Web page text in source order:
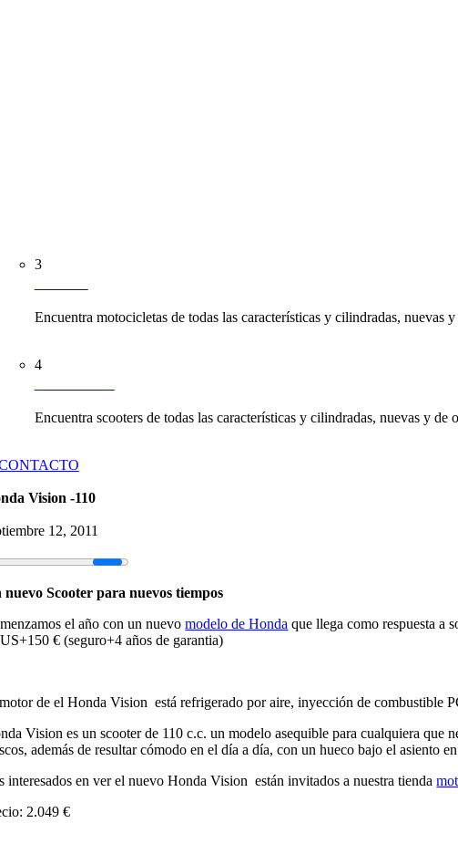
3
Encuentra motocicletas de todas las características y cilindradas, nuevas
4
Encuentra scooters de todas las características y cilindradas, nuevas y
Vision -110
12, 2011
nuevo Scooter para nuevos tiempos
el año con un nuevomodelo de Honda que llega como respuesta
€ (seguro+4 años de garantia)
de el Honda Vision está refrigerado por aire, inyección de combustible
Vision es un scooter de 110 c.c. un modelo asequible para cualquiera
además de resultar cómodo en el día a día, con un hueco bajo el asiento
interesados en ver el nuevo Honda Vision están invitados a nuestra tienda
2.049 €